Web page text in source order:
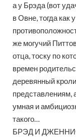
а у Брэда (вот
в Овне, тогда как
же могучий
отца, тоску по
времен
деревянный
представлениям,
умная и
такого…
БРЭД И